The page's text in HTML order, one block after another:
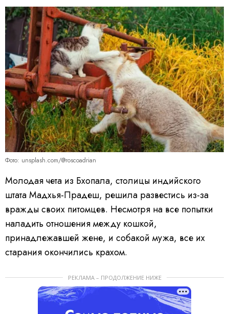
Фото: unsplash.com/@roscoadrian
Молодая чета из Бхопала, столицы индийского
штата Мадхья-Прадеш, решила развестись из-за
вражды своих питомцев. Несмотря на все попытки
наладить отношения между кошкой,
принадлежавшей жене, и собакой мужа, все их
старания окончились крахом.
РЕКЛАМА – ПРОДОЛЖЕНИЕ НИЖЕ